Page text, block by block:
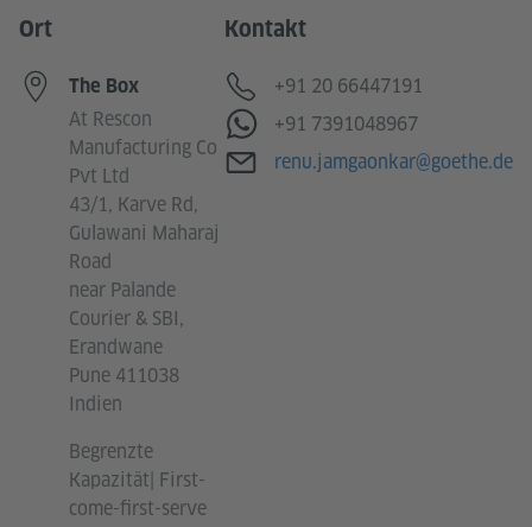
Ort
The Box
At Rescon
Manufacturing Co
Pvt Ltd
43/1, Karve Rd,
Gulawani Maharaj
Road
near Palande
Courier & SBI,
Erandwane
Pune 411038
Indien
Begrenzte
Kapazität| First-
come-first-serve
Kontakt
Telefon
+91 20 66447191
WhatsApp
+91 7391048967
E-Mail
renu.jamgaonkar@goethe.de